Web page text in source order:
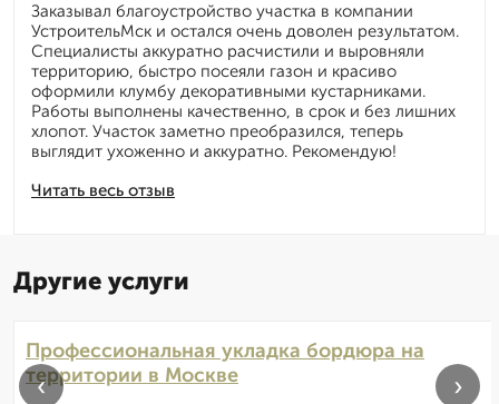
Читать весь отзыв
Заказывал благоустройство участка в компании
УстроительМск и остался очень доволен результатом.
Специалисты аккуратно расчистили и выровняли
территорию, быстро посеяли газон и красиво
оформили клумбу декоративными кустарниками.
Работы выполнены качественно, в срок и без лишних
хлопот. Участок заметно преобразился, теперь
выглядит ухоженно и аккуратно. Рекомендую!
Другие услуги
Профессиональная укладка бордюра на
территории в Москве
‹ ›